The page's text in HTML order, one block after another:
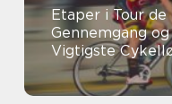
Etaper i Tour
Gennemgang
Vigtigste